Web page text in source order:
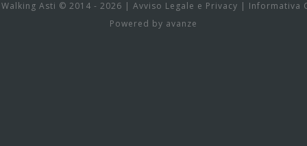
Asti © 2014 - 2026 | Avviso Legale e Privacy | Informativa
Powered by avanze